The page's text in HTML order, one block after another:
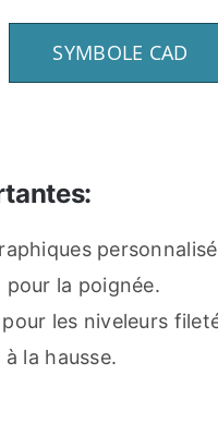
SYMBOLE CAD
pour la poignée.
les niveleurs
la hausse.